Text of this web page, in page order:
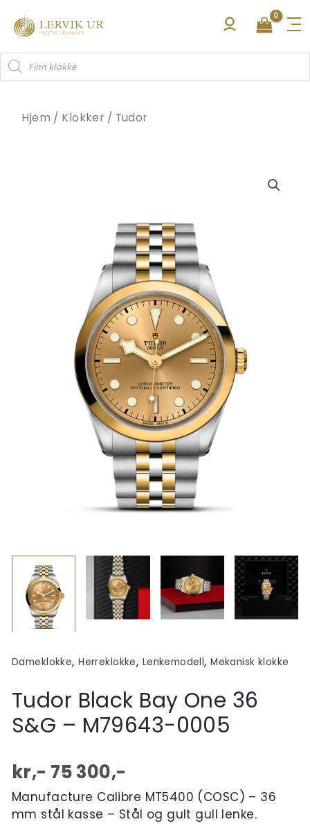
rett
innholdet
Products
search
Hjem / Klokker / Tudor
Dameklokke,Herreklokke, Lenkemodell,Mekanisk klokke
Tudor Black Bay One 36
S&G – M79643-0005
kr,- 75 300,-
Manufacture Calibre MT5400 (COSC) – 36
mm stål kasse – Stål og gult gull lenke.